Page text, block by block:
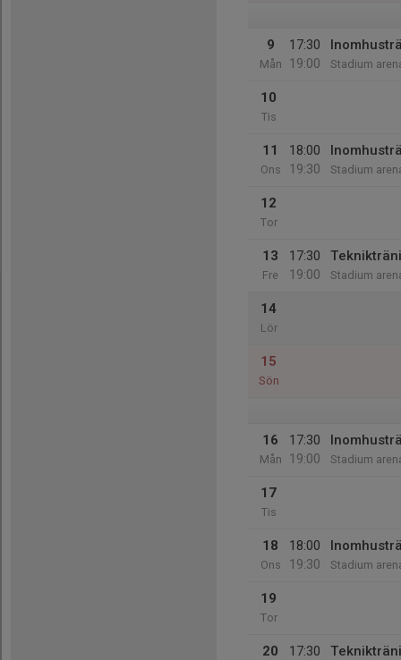
9
Mån
17:30
19:00
Stadium
10
Tis
11
Ons
18:00
19:30
Stadium
12
Tor
13
Fre
17:30
19:00
Stadium
14
Lör
15
Sön
16
Mån
17:30
19:00
Stadium
17
Tis
18
Ons
18:00
19:30
Stadium
19
Tor
20
17:30